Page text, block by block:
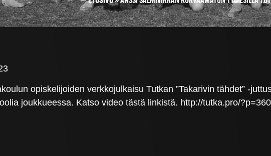
opiskelijoiden verkkojulkaisu Tutkan ”Takarivin tähdet” -
joukkueessa. Katso video tästä linkistä. http://tutka.pro/